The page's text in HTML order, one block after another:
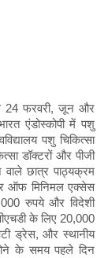
से 24 फरवरी, जून और
एंडोस्कोपी में पशु
पशु चिकित्सा
डॉक्टरों और पीजी
वाले छात्र पाठ्यक्रम
ऑफ मिनिमल एक्सेस
रुपये और विदेशी
के लिए 20,000
ड्रेस, और स्थानीय
के समय पहले दिन